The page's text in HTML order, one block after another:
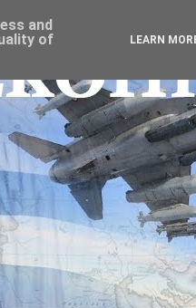
and
of
LEARN